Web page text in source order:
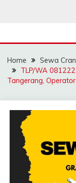
Home
Sewa
TLP/WA
Tangerang,